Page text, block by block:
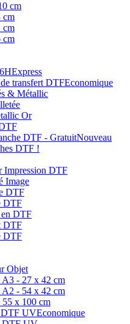
cm
cm
cm
cm
Express
transfert DTFEconomique
& Métallic
Or
DTF - GratuitNouveau
DTF !
Impression DTF
Image
DTF
DTF
en DTF
DTF
DTF
Objet
A3 - 27 x 42 cm
A2 - 54 x 42 cm
55 x 100 cm
DTF UVEconomique